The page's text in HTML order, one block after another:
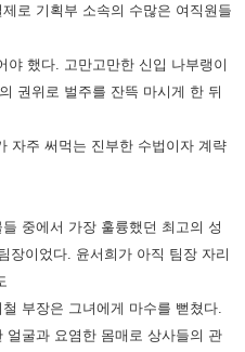
로 기획부 소속의 수많은 여직원들
야 했다. 고만고만한 신입 나부랭이
권위로 벌주를 잔뜩 마시게 한 뒤
자주 써먹는 진부한 수법이자 계략
중에서 가장 훌륭했던 최고의 성
장이었다. 윤서희가 아직 팀장 자리
부장은 그녀에게 마수를 뻗쳤다.
얼굴과 요염한 몸매로 상사들의 관